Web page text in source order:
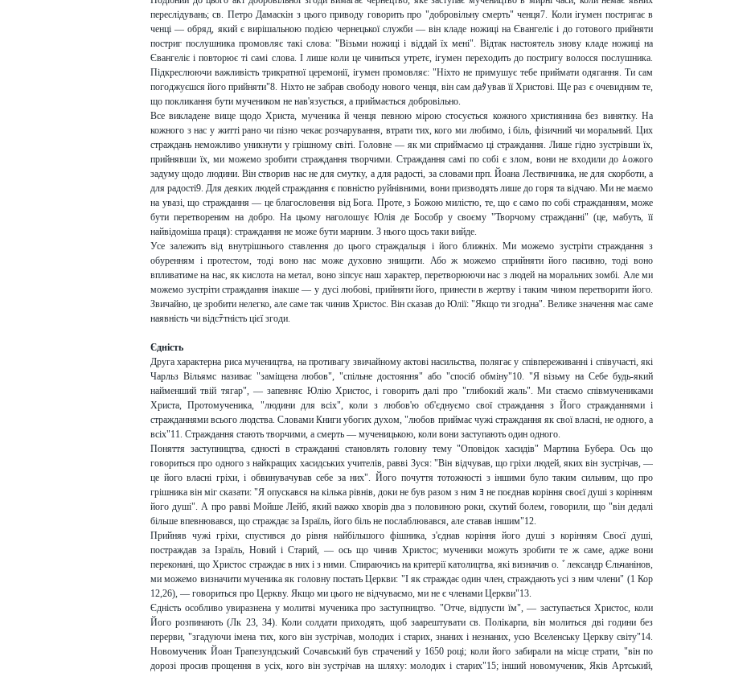
переслідувань; св. Петро Дамаскін з цього приводу говорить про "добровільну смерть" ченця7. Коли ігумен постригає в
ченці — обряд, який є вирішальною подією чернецької служби — він кладе ножиці на Євангеліє і до готового прийняти
постриг послушника промовляє такі слова: "Візьми ножиці і віддай їх мені". Відтак настоятель знову кладе ножиці на
Євангеліє і повторює ті самі слова. І лише коли це чиниться утретє, ігумен переходить до постригу волосся послушника.
Підкреслюючи важливість трикратної церемонії, ігумен промовляє: "Ніхто не примушує тебе приймати одягання. Ти сам
погоджуєшся його прийняти"8. Ніхто не забрав свободу нового ченця, він сам даﾀував її Христові. Ще раз є очевидним те,
що покликання бути мучеником не нав'язується, а приймається добровільно.
Все викладене вище щодо Христа, мученика й ченця певною мірою стосується кожного християнина без винятку. На
кожного з нас у житті рано чи пізно чекає розчарування, втрати тих, кого ми любимо, і біль, фізичний чи моральний. Цих
страждань неможливо уникнути у грішному світі. Головне — як ми сприймаємо ці страждання. Лише гідно зустрівши їх,
прийнявши їх, ми можемо зробити страждання творчими. Страждання самі по собі є злом, вони не входили до ﾑожого
задуму щодо людини. Він створив нас не для смутку, а для радості, за словами прп. Йоана Лествичника, не для скорботи, а
для радості9. Для деяких людей страждання є повністю руйнівними, вони призводять лише до горя та відчаю. Ми не маємо
на увазі, що страждання — це благословення від Бога. Проте, з Божою милістю, те, що є само по собі стражданням, може
бути перетвореним на добро. На цьому наголошує Юлія де Бособр у своєму "Творчому стражданні" (це, мабуть, її
найвідоміша праця): страждання не може бути марним. З нього щось таки вийде.
Усе залежить від внутрішнього ставлення до цього страждальця і його ближніх. Ми можемо зустріти страждання з
обуренням і протестом, тоді воно нас може духовно знищити. Або ж можемо сприйняти його пасивно, тоді воно
впливатиме на нас, як кислота на метал, воно зіпсує наш характер, перетворюючи нас з людей на моральних зомбі. Але ми
можемо зустріти страждання інакше — у дусі любові, прийняти його, принести в жертву і таким чином перетворити його.
Звичайно, це зробити нелегко, але саме так чинив Христос. Він сказав до Юлії: "Якщо ти згодна". Велике значення має саме
наявність чи відсﾃтність цієї згоди.
Єдність
Друга характерна риса мучеництва, на противагу звичайному актові насильства, полягає у співпереживанні і співучасті, які
Чарльз Вільямс називає "заміщена любов", "спільне достояння" або "спосіб обміну"10. "Я візьму на Себе будь-який
найменший твій тягар", — запевняє Юлію Христос, і говорить далі про "глибокий жаль". Ми стаємо співмучениками
Христа, Протомученика, "людини для всіх", коли з любов'ю об'єднуємо свої страждання з Його стражданнями і
стражданнями всього людства. Словами Книги убогих духом, "любов приймає чужі страждання як свої власні, не одного, а
всіх"11. Страждання стають творчими, а смерть — мученицькою, коли вони заступають один одного.
Поняття заступництва, єдності в стражданні становлять головну тему "Оповідок хасидів" Мартина Бубера. Ось що
говориться про одного з найкращих хасидських учителів, равві Зуся: "Він відчував, що гріхи людей, яких він зустрічав, —
це його власні гріхи, і обвинувачував себе за них". Його почуття тотожності з іншими було таким сильним, що про
грішника він міг сказати: "Я опускався на кілька рівнів, доки не був разом з ним ﾖ не поєднав коріння своєї душі з корінням
його душі". А про равві Мойше Лейб, який важко хворів два з половиною роки, скутий болем, говорили, що "він дедалі
більше впевнювався, що страждає за Ізраїль, його біль не послаблювався, але ставав іншим"12.
Прийняв чужі гріхи, спустився до рівня найбільшого фішника, з'єднав коріння його душі з корінням Своєї душі,
постраждав за Ізраїль, Новий і Старий, — ось що чинив Христос; мученики можуть зробити те ж саме, адже вони
переконані, що Христос страждає в них і з ними. Спираючись на критерії католицтва, які визначив о. ﾞлександр Єльчанінов,
ми можемо визначити мученика як головну постать Церкви: "І як страждає один член, страждають усі з ним члени" (1 Кор
12,26), — говориться про Церкву. Якщо ми цього не відчуваємо, ми не є членами Церкви"13.
Єдність особливо увиразнена у молитві мученика про заступництво. "Отче, відпусти їм", — заступається Христос, коли
Його розпинають (Лк 23, 34). Коли солдати приходять, щоб заарештувати св. Полікарпа, він молиться дві години без
перерви, "згадуючи імена тих, кого він зустрічав, молодих і старих, знаних і незнаних, усю Вселенську Церкву світу"14.
Новомученик Йоан Трапезундський Сочавський був страчений у 1650 році; коли його забирали на місце страти, "він по
дорозі просив прощення в усіх, кого він зустрічав на шляху: молодих і старих"15; інший новомученик, Яків Артський,